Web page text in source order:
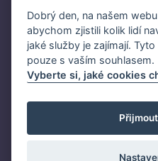
Pojistné produkty
www.POJISTENI.cz, a.s. na
národní
Licence ČNB umožňuje
Dobrý den, na našem
abychom zjistili kolik lidí
jaké služby je zajímají.
pouze s vaším souhlasem.
Vyberte si, jaké cookies